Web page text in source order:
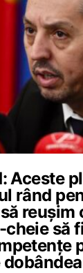
Aceste
rând
reușim
să